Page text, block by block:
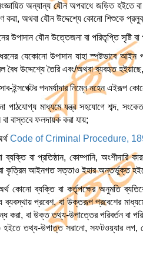
অন্যান্য যৌন অপরাধে জড়িত হইতে বা
করা, অথবা যৌন উদ্দেশ্যে কোনো শিশুকে
উপাদান যৌন উত্তেজনা বা পরিতৃপ্তি সৃষ্টি বা
যেকোনো উপাদান যাহা স্পষ্টভাবে আইন
বৈধ উদ্দেশ্যে তৈরি এবং/অথবা ব্যবহৃত
ইন্সপেক্টর পদমর্যাদার নিম্নে নহেন এইরূপ
মাধ্যমে যন্ত্র সহযোগে শব্দ,
বাস্তবে ফলদায়ক করা যায়;
Code of Criminal Procedure,
বা প্রতিষ্ঠান, কোম্পানি, অংশীদারি
কৃত্রিম আইনগত সত্তাও ইহার অন্তর্ভুক্ত
কোনো ব্যক্তি বা কর্তৃপক্ষের অনুমতি
ব্যবস্থায় প্রবেশ, বা উক্তরূপ প্রবেশের
করা, বা উক্ত তথ্য-উপাত্তের পরিবর্তন বা
তথ্য-উপাত্ত সরানো, সফটওয়্যার লগ,